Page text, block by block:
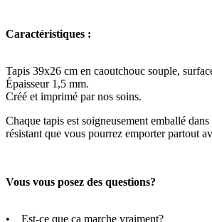
Caractéristiques :
Tapis 39x26 cm en caoutchouc souple,
Épaisseur 1,5 mm.
Créé et imprimé par nos soins.
Chaque tapis est soigneusement emballé
résistant que vous pourrez emporter partout
Vous vous posez des questions?
• Est-ce que ça marche vraiment?